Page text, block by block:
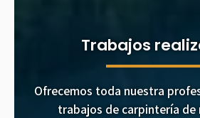
Trabajos
Ofrecemos toda nuestra
trabajos de carpintería de